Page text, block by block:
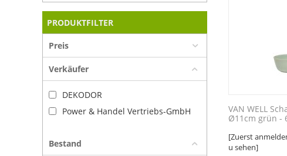
PRODUKTFILTER
Preis
Verkäufer
DEKODOR
Power & Handel Vertriebs-GmbH
Bestand
VAN WELL
Ø11cm grün -
[Zuerst
u sehen]